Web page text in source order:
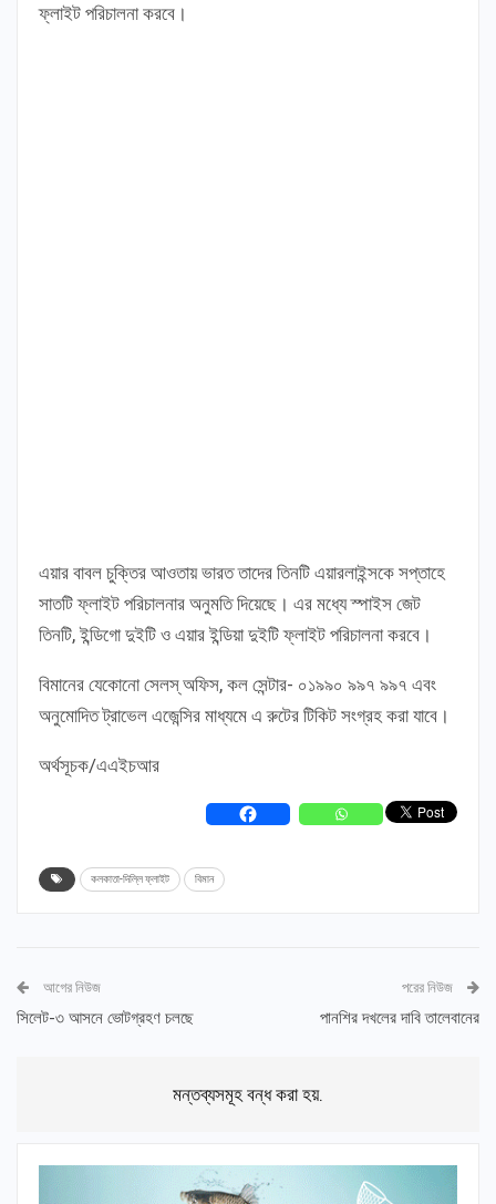
ফ্লাইট পরিচালনা করবে।
এয়ার বাবল চুক্তির আওতায় ভারত তাদের তিনটি এয়ারলাইন্সকে সপ্তাহে
সাতটি ফ্লাইট পরিচালনার অনুমতি দিয়েছে। এর মধ্যে স্পাইস জেট
তিনটি, ইন্ডিগো দুইটি ও এয়ার ইন্ডিয়া দুইটি ফ্লাইট পরিচালনা করবে।
বিমানের যেকোনো সেলস্ অফিস, কল সেন্টার- ০১৯৯০ ৯৯৭ ৯৯৭ এবং
অনুমোদিত ট্রাভেল এজেন্সির মাধ্যমে এ রুটের টিকিট সংগ্রহ করা যাবে।
অর্থসূচক/এএইচআর
কলকাতা-দিল্লি ফ্লাইট বিমান
আগের নিউজ
সিলেট-৩ আসনে ভোটগ্রহণ চলছে
পরের নিউজ
পানশির দখলের দাবি তালেবানের
মন্তব্যসমূহ বন্ধ করা হয়.